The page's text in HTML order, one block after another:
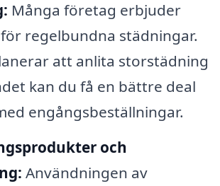
Många företag erbjuder
regelbundna städningar.
att anlita storstädning
kan du få en bättre deal
engångsbeställningar.
och
Användningen av